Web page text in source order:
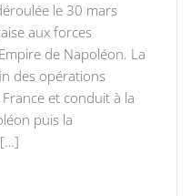
le 30 mars
aux forces
de Napoléon. La
des opérations
et conduit à la
puis la